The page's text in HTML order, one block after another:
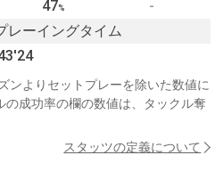
47%
-
レーイングタイム
よりセットプレーを除いた数値に
成功率の欄の数値は、タックル奪
スタッツの定義について